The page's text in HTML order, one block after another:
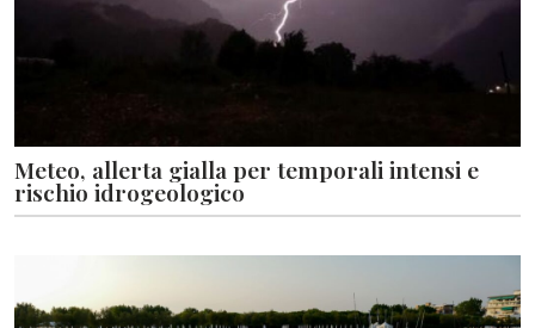
Meteo, allerta gialla per temporali intensi e
rischio idrogeologico